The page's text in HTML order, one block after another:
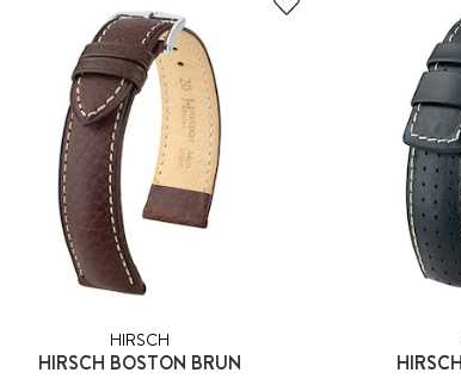
HIRSCH
HIRSCH BOSTON BRUN